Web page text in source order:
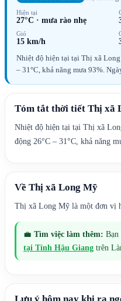
Hiện tại
27°C · mưa rào nhẹ
Gió
15 km/h
Nhiệt độ hiện tại tại Thị xã Long
– 31°C, khả năng mưa 93%.
Tóm tắt thời tiết Thị xã
Nhiệt độ hiện tại tại Thị xã
động 26°C – 31°C, khả năng
Về Thị xã Long Mỹ
Thị xã Long Mỹ là một đơn vị
💼 Tìm việc làm thêm: Bạn
tại Tỉnh Hậu Giang trên